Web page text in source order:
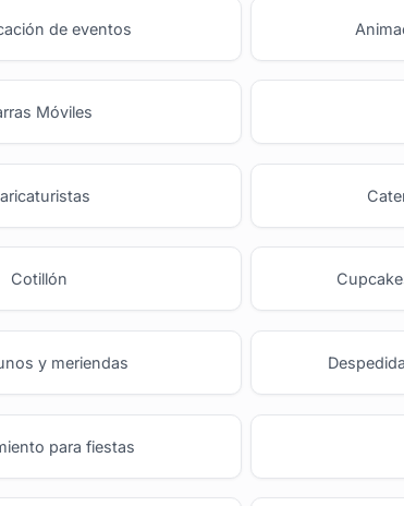
de eventos
Móviles
Cotillón
y meriendas
para fiestas